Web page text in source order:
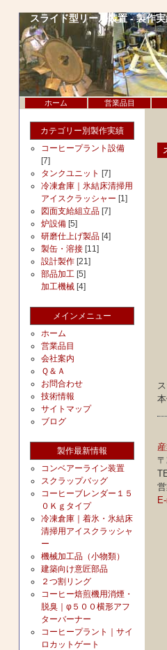
スライド型リール装置 - 製作
ホーム 営業品目
カテゴリー別製作実績
コーヒープラント設備
[7]
タンクユニット [7]
冷凍倉庫｜氷結床清掃用
アイスクラッシャー [1]
図面支給組立品 [7]
炉設備 [5]
研磨仕上げ製品 [4]
製缶・溶接 [11]
設計製作 [21]
部品加工 [5]
加工機械 [4]
メインメニュー
ホーム
営業品目
会社案内
Ｑ＆Ａ
お問合わせ
技術情報
サイトマップ
ブログ
製作最新情報
コンベアーライン装置
スクラップバッグ
コーヒーブレンダー１５
０Ｋｇタイプ
冷凍倉庫｜着氷・氷結床
清掃用アイスクラッシャ
ー
機械加工品（小物類）
建築向け意匠部品
２つ割リング
コーヒー焙煎機用消煙・
脱臭｜φ５００横形アフ
ターバーナー
コーヒープラント｜サイ
ロカットゲート